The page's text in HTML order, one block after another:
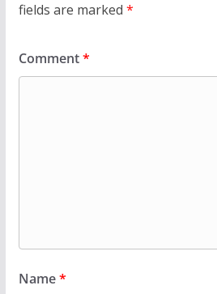
fields are marked *
Comment*
Name*